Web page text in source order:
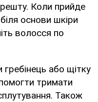
Коли прийде
основи шкіри
волосся по
або щітку
тримати
Також